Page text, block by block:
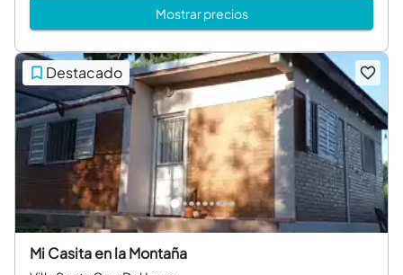
Mostrar precios
Destacado
Mi Casita en la Montaña